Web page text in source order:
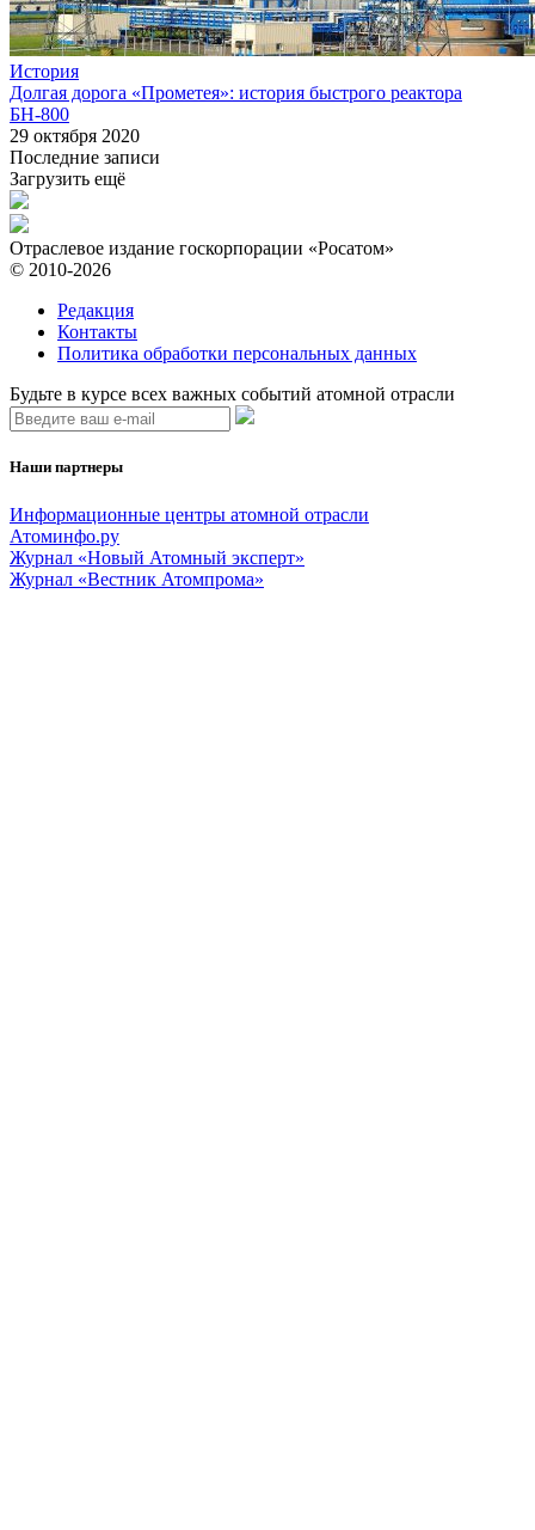
История
Долгая дорога «Прометея»: история быстрого реактора
БН-800
29 октября 2020
Последние записи
Загрузить ещё
Отраслевое издание госкорпорации «Росатом»
© 2010-2026
Редакция
Контакты
Политика обработки персональных данных
Будьте в курсе всех важных событий атомной отрасли
Наши партнеры
Информационные центры атомной отрасли
Атоминфо.ру
Журнал «Новый Атомный эксперт»
Журнал «Вестник Атомпрома»